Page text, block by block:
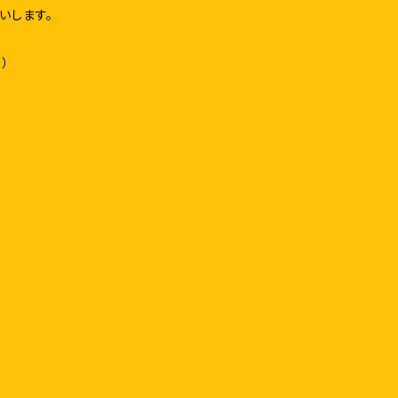
します。